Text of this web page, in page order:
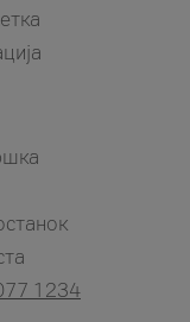
1234